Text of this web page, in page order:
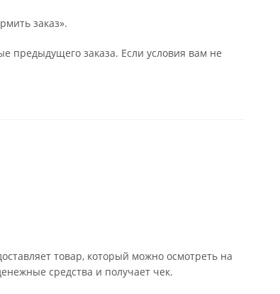
заказ».
предыдущего заказа. Если условия вам не
товар, который можно осмотреть на
средства и получает чек.